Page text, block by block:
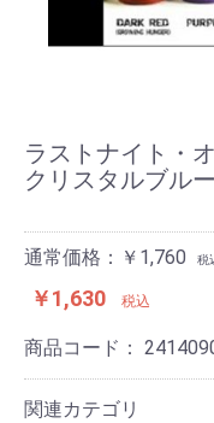
ラストナイト・
クリスタルブル
通常価格：￥1,760 税
￥1,630 税込
商品コード：
関連カテゴリ